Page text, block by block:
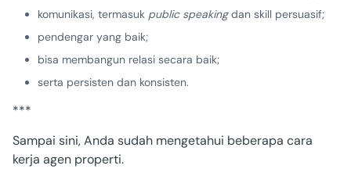
komunikasi, termasuk public speakingdan skill persuasif;
pendengar yang baik;
bisa membangun relasi secara baik;
serta persisten dan konsisten.
***
Sampai sini, Anda sudah mengetahui beberapa cara
kerja agen properti.